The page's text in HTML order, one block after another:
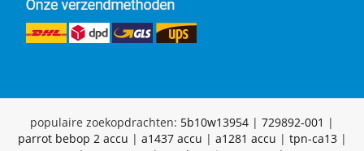
populaire zoekopdrachten: 5b10w13954 | 729892-001 |
parrot bebop 2 accu | a1437 accu | a1281 accu | tpn-ca13|